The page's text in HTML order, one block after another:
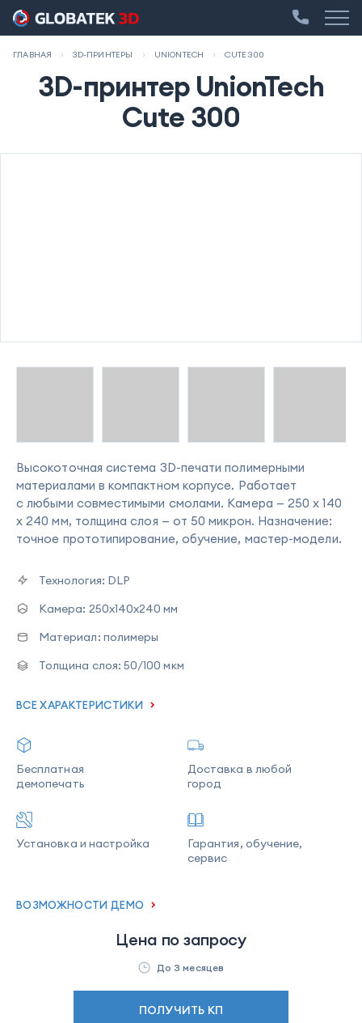
ГЛАВНАЯ 3D-ПРИНТЕРЫ UNIONTECH CUTE 300
3D-принтер UnionTech
Cute 300
Высокоточная система 3D-печати полимерными
материалами в компактном корпусе. Работает
с любыми совместимыми смолами. Камера — 250 x 140
x 240 мм, толщина слоя — от 50 микрон. Назначение:
точное прототипирование, обучение, мастер-модели.
Технология: DLP
Камера: 250x140x240 мм
Материал: полимеры
Толщина слоя: 50/100 мкм
ВСЕ ХАРАКТЕРИСТИКИ
Бесплатная
демопечать
Доставка в любой
город
Установка и настройка
Гарантия, обучение,
сервис
ВОЗМОЖНОСТИ ДЕМО
Цена по запросу
До 3 месяцев
ПОЛУЧИТЬ КП